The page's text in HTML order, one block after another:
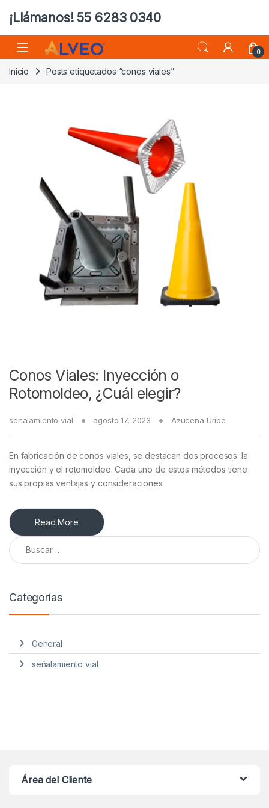
¡Llámanos! 55 6283 0340
0
Inicio Posts etiquetados “conos viales”
Conos Viales: Inyección o
Rotomoldeo, ¿Cuál elegir?
señalamiento vial agosto 17, 2023 Azucena Uribe
En fabricación de conos viales, se destacan dos procesos: la
inyección y el rotomoldeo. Cada uno de estos métodos tiene
sus propias ventajas y consideraciones
Read More
Buscar:
Categorías
General
señalamiento vial
Área del Cliente